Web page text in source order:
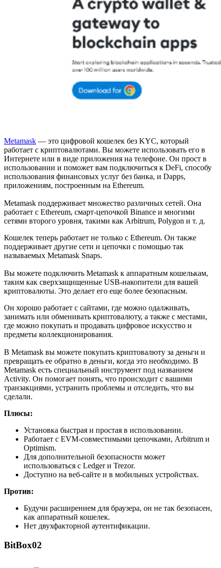
Metamask — это цифровой кошелек без KYC, который
работает с криптовалютами. Вы можете использовать его в
Интернете или в виде приложения на телефоне. Он прост в
использовании и поможет вам подключиться к DeFi, способу
использования финансовых услуг без банка, и Dapps,
приложениям, построенным на Ethereum.
Metamask поддерживает множество различных сетей. Она
работает с Ethereum, смарт-цепочкой Binance и многими
сетями второго уровня, такими как Arbitrum, Polygon и т. д.
Кошелек теперь работает не только с Ethereum. Он также
поддерживает другие сети и цепочки с помощью так
называемых Metamask Snaps.
Вы можете подключить Metamask к аппаратным кошелькам,
таким как сверхзащищенные USB-накопители для вашей
криптовалюты. Это делает его еще более безопасным.
Он хорошо работает с сайтами, где можно одалживать,
занимать или обменивать криптовалюту, а также с местами,
где можно покупать и продавать цифровое искусство и
предметы коллекционирования.
В Metamask вы можете покупать криптовалюту за деньги и
превращать ее обратно в деньги, когда это необходимо. В
Metamask есть специальный инструмент под названием
Activity. Он помогает понять, что происходит с вашими
транзакциями, устранить проблемы и отследить, что вы
сделали.
Плюсы:
Установка быстрая и простая в использовании.
Работает с EVM-совместимыми цепочками, Arbitrum и
Optimism.
Для дополнительной безопасности может
использоваться с Ledger и Trezor.
Доступно на веб-сайте и в мобильных устройствах.
Против:
Будучи расширением для браузера, он не так безопасен,
как аппаратный кошелек.
Нет двухфакторной аутентификации.
BitBox02